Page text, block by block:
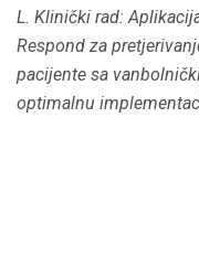
L. Klinički rad:
Respond za
pacijente sa
optimalnu